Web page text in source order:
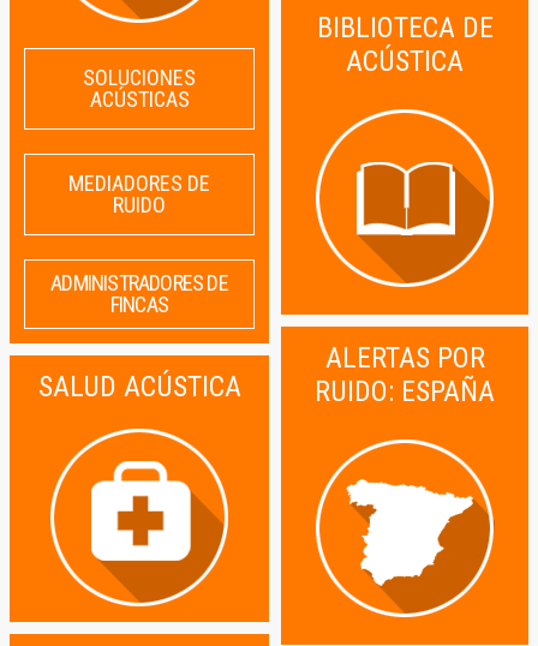
SOLUCIONES
ACÚSTICAS
MEDIADORES DE
RUIDO
ADMINISTRADORES DE
FINCAS
SALUD ACÚSTICA
BIBLIOTECA DE
ACÚSTICA
ALERTAS POR
RUIDO: ESPAÑA